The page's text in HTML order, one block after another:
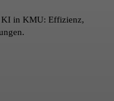
KI in KMU: Effizienz,